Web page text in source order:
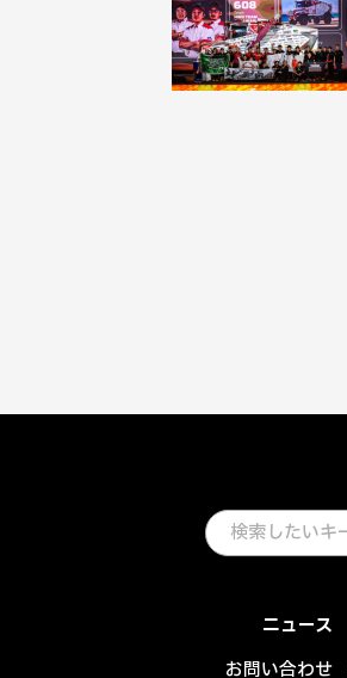
ニュース
お問い合わせ